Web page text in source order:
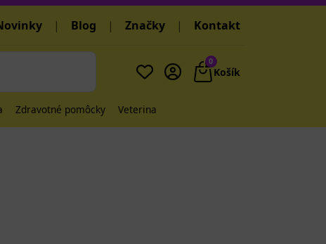
| Blog | Značky | Kontakt
0
Košík
Zdravotné pomôcky Veterina